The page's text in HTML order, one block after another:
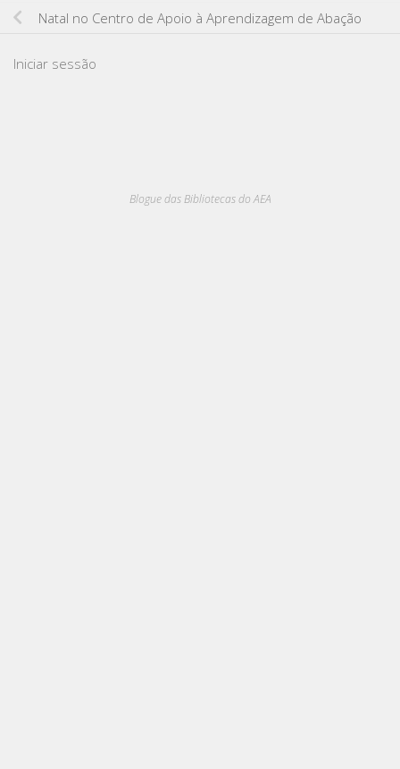
Natal no Centro de Apoio à Aprendizagem de Abação
Iniciar sessão
Blogue das Bibliotecas do AEA